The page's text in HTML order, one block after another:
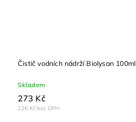
Čistič vodních nádrží Biolysan 100ml
Skladem
226 Kč bez DPH
273 Kč